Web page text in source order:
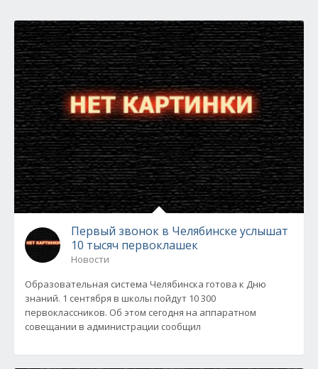
Первый звонок в Челябинске услышат
10 тысяч первоклашек
Новости
Образовательная система Челябинска готова к Дню
знаний. 1 сентября в школы пойдут 10 300
первоклассников. Об этом сегодня на аппаратном
совещании в администрации сообщил